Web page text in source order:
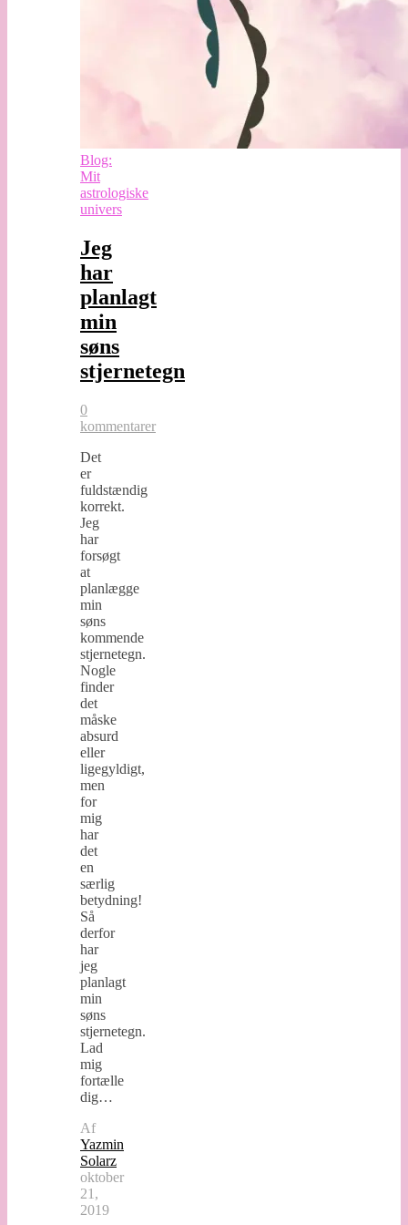
Blog:
Mit
astrologiske
univers
Jeg
har
planlagt
min
søns
stjernetegn
0
kommentarer
Det
er
fuldstændig
korrekt.
Jeg
har
forsøgt
at
planlægge
min
søns
kommende
stjernetegn.
Nogle
finder
det
måske
absurd
eller
ligegyldigt,
men
for
mig
har
det
en
særlig
betydning!
Så
derfor
har
jeg
planlagt
min
søns
stjernetegn.
Lad
mig
fortælle
dig…
Af
Yazmin
Solarz
oktober
21,
2019